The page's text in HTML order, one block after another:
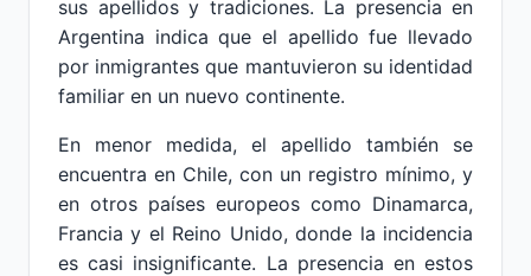
sus apellidos y tradiciones. La presencia en
Argentina indica que el apellido fue llevado
por inmigrantes que mantuvieron su identidad
familiar en un nuevo continente.
En menor medida, el apellido también se
encuentra en Chile, con un registro mínimo, y
en otros países europeos como Dinamarca,
Francia y el Reino Unido, donde la incidencia
es casi insignificante. La presencia en estos